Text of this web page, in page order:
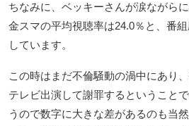
ちなみに、ベッキーさんが涙ながら
金スマの平均視聴率は24.0％と、番
しています。
この時はまだ不倫騒動の渦中にあり
テレビ出演して謝罪するということ
うので数字に大きな差があるのも当